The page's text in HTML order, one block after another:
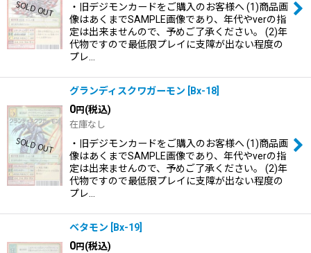
・旧デジモンカードをご購入のお客様へ (1)商品画
像はあくまでSAMPLE画像であり、年代やverの指
定は出来ませんので、予めご了承ください。 (2)年
代物ですので最低限プレイに支障が出ない程度の
プレ…
グランディスクワガーモン Bx-18
0円(税込)
在庫なし
・旧デジモンカードをご購入のお客様へ (1)商品画
像はあくまでSAMPLE画像であり、年代やverの指
定は出来ませんので、予めご了承ください。 (2)年
代物ですので最低限プレイに支障が出ない程度の
プレ…
ベタモン Bx-19
0円(税込)